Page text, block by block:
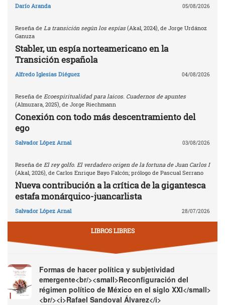
Darío Aranda 05/08/2026
Reseña de La transición según los espías (Akal, 2024), de Jorge Urdánoz
Ganuza
Stabler, un espía norteamericano en la
Transición española
Alfredo Iglesias Diéguez 04/08/2026
Reseña de Ecoespiritualidad para laicos. Cuadernos de apuntes
(Almuzara, 2025), de Jorge Riechmann
Conexión con todo más descentramiento del
ego
Salvador López Arnal 03/08/2026
Reseña de El rey golfo. El verdadero origen de la fortuna de Juan Carlos I
(Akal, 2026), de Carlos Enrique Bayo Falcón; prólogo de Pascual Serrano
Nueva contribución a la crítica de la gigantesca
estafa monárquico-juancarlista
Salvador López Arnal 28/07/2026
LIBROS LIBRES
Formas de hacer política y subjetividad
emergente<br/><small>Reconfiguración del
régimen político de México en el siglo XXI</small>
<br/><i>Rafael Sandoval Álvarez</i>